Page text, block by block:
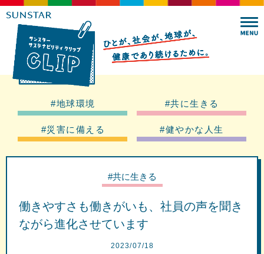
#地球環境 #共に生きる
#災害に備える #健やかな人生
#共に生きる
働きやすさも働きがいも、社員の声を聞き
ながら進化させています
2023/07/18